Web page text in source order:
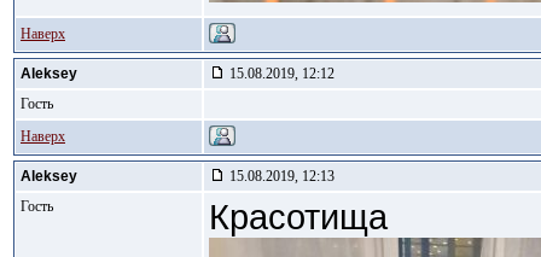
Наверх
Aleksey
15.08.2019, 12:12
Гость
Наверх
Aleksey
15.08.2019, 12:13
Гость
Красотища